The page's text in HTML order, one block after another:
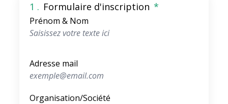
1 . Formulaire d'inscription *
Prénom & Nom
Adresse mail
Organisation/Société